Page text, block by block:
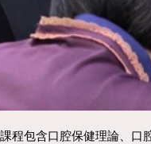
程包含口腔保健理論、口